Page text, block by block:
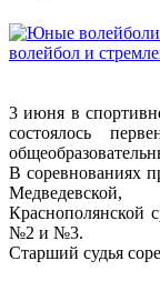
3 июня в
состоялось
В соревнованиях
Краснополянской
№2 и №3.
Старший судья